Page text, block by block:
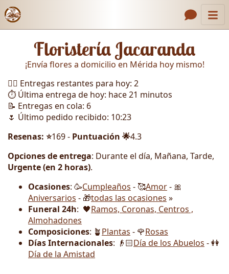
Enlaces de encabezado
Contacto
Galería
Cómo Hacer un Pedido
Llámanos
Floristería Jacaranda
¡Envía flores a domicilio en Mérida hoy mismo!
🏃‍♂️ Entregas restantes para hoy: 2
⏱️ Última entrega de hoy: hace 21 minutos
📝 Entregas en cola: 6
🌷 Último pedido recibido: 10:23
Resenas: ⭐169 - Puntuación 🌟4.3
Opciones de entrega: Durante el día, Mañana, Tarde,
Urgente (en 2 horas).
Ocasiones: 🥳Cumpleaños - 🥰Amor- 🎀
Aniversarios - 🎁todas las ocasiones »
Funeral 24h: 🖤Ramos, Coronas, Centros ,
Almohadones
Composiciones: 🪴Plantas - 🌹Rosas
Días Internacionales: 👴🏻Día de los Abuelos - 👭
Día de la Amistad